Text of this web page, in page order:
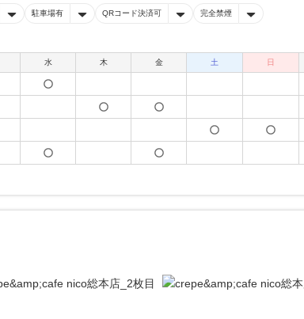
駐車場有 QRコード決済可 完全禁煙
水 木 金 土 日